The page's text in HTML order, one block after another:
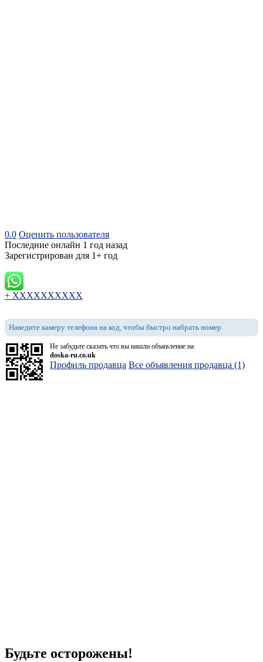
0.0 Оценить пользователя
Последние онлайн 1 год назад
Зарегистрирован для 1+ год
+ XXXXXXXXXX
Наведите камеру телефона на код, чтобы быстро набрать номер
Не забудьте сказать что вы нашли объявление на
doska-ru.co.uk
Профиль продавца Все объявления продавца (1)
Будьте осторожены!